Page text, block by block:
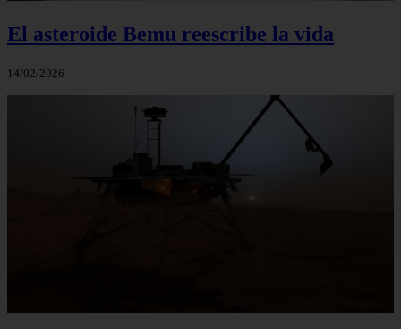
El asteroide Bemu reescribe la vida
14/02/2026